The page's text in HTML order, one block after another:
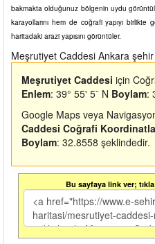
bakmakta olduğunuz bölgenin uydu
karayollarını hem de coğrafi yapıyı
haritadaki arazi yapısını görüntüler.
Meşrutiyet Caddesi Ankara şehir
Meşrutiyet Caddesi için
Enlem: 39° 55' 5¨ N Boylam:
Google Maps veya
Caddesi Coğrafi
Boylam: 32.8558 şeklindedir.
Bu sayfaya link ver;